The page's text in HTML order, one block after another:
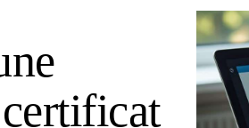
certificat